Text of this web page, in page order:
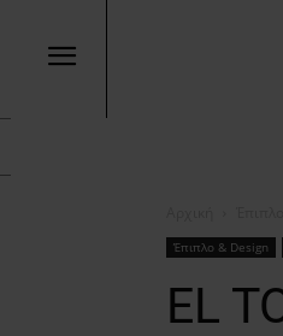
Έπιπλο & Design
EL